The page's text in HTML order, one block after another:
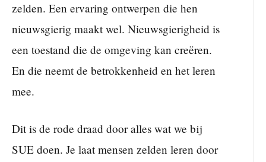
zelden. Een ervaring ontwerpen die hen
nieuwsgierig maakt wel. Nieuwsgierigheid is
een toestand die de omgeving kan creëren.
En die neemt de betrokkenheid en het leren
mee.
Dit is de rode draad door alles wat we bij
SUE doen. Je laat mensen zelden leren door